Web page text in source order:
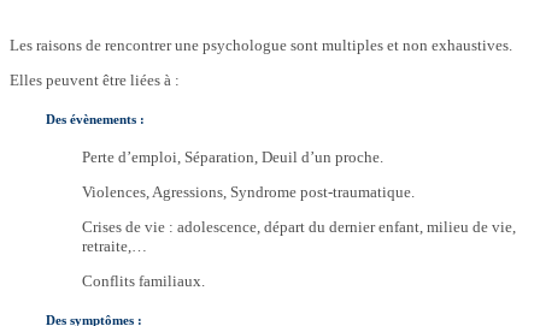
Les raisons de rencontrer une psychologue sont multiples et non exhaustives.
Elles peuvent être liées à :
Des évènements :
Perte d’emploi, Séparation, Deuil d’un proche.
Violences, Agressions, Syndrome post-traumatique.
Crises de vie : adolescence, départ du dernier enfant, milieu de vie,
retraite,…
Conflits familiaux.
Des symptômes :